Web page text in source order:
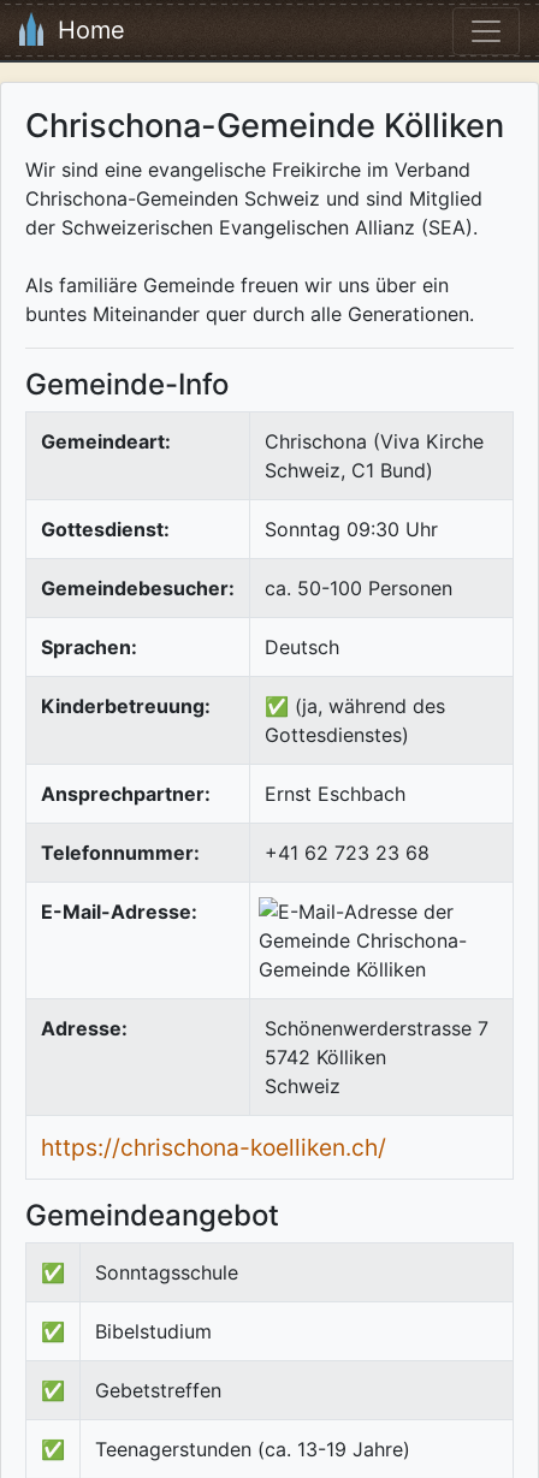
Home
Chrischona-Gemeinde Kölliken
Wir sind eine evangelische Freikirche im Verband
Chrischona-Gemeinden Schweiz und sind Mitglied
der Schweizerischen Evangelischen Allianz (SEA).
Als familiäre Gemeinde freuen wir uns über ein
buntes Miteinander quer durch alle Generationen.
Gemeinde-Info
Gemeindeart:
Chrischona (Viva Kirche
Schweiz, C1 Bund)
Gottesdienst: Sonntag 09:30 Uhr
Gemeindebesucher: ca. 50-100 Personen
Sprachen: Deutsch
Kinderbetreuung:
✅ (ja, während des
Gottesdienstes)
Ansprechpartner: Ernst Eschbach
Telefonnummer: +41 62 723 23 68
E-Mail-Adresse:
Adresse:
Schönenwerderstrasse 7
5742 Kölliken
Schweiz
https://chrischona-koelliken.ch/
Gemeindeangebot
✅ Sonntagsschule
✅ Bibelstudium
✅ Gebetstreffen
✅ Teenagerstunden (ca. 13-19 Jahre)